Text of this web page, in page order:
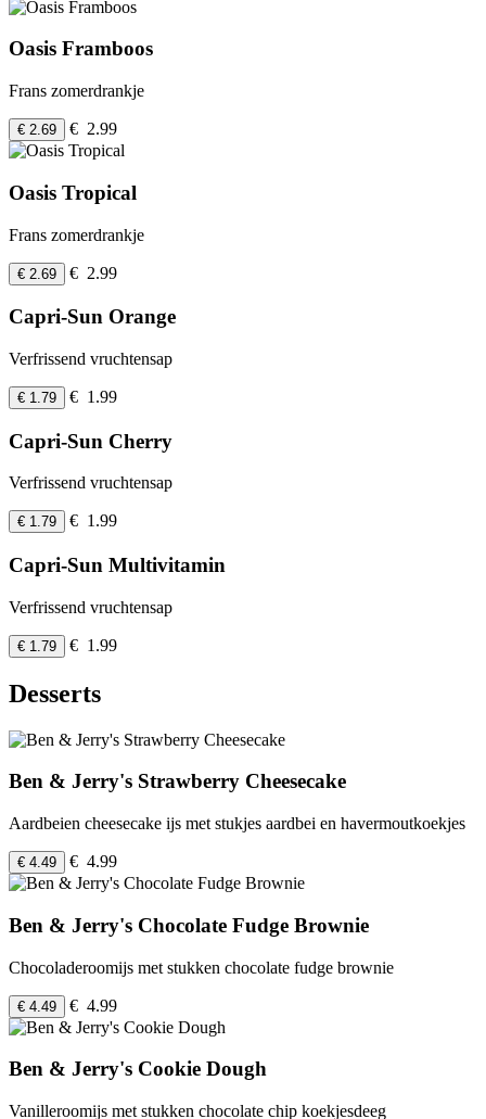
Oasis Framboos
Frans zomerdrankje
€ 2.69 € 2.99
Oasis Tropical
Frans zomerdrankje
€ 2.69 € 2.99
Capri-Sun Orange
Verfrissend vruchtensap
€ 1.79 € 1.99
Capri-Sun Cherry
Verfrissend vruchtensap
€ 1.79 € 1.99
Capri-Sun Multivitamin
Verfrissend vruchtensap
€ 1.79 € 1.99
Desserts
Ben & Jerry's Strawberry Cheesecake
Aardbeien cheesecake ijs met stukjes aardbei en havermoutkoekjes
€ 4.49 € 4.99
Ben & Jerry's Chocolate Fudge Brownie
Chocoladeroomijs met stukken chocolate fudge brownie
€ 4.49 € 4.99
Ben & Jerry's Cookie Dough
Vanilleroomijs met stukken chocolate chip koekjesdeeg